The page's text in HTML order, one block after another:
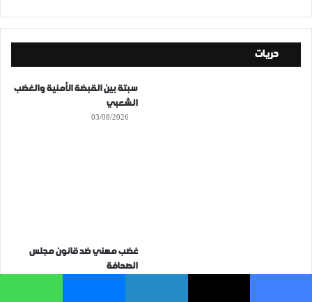
حريات
سبتة بين القبضة الأمنية والغضب
الشعبي
03/08/2026
غضب مهني ضد قانون مجلس
الصحافة